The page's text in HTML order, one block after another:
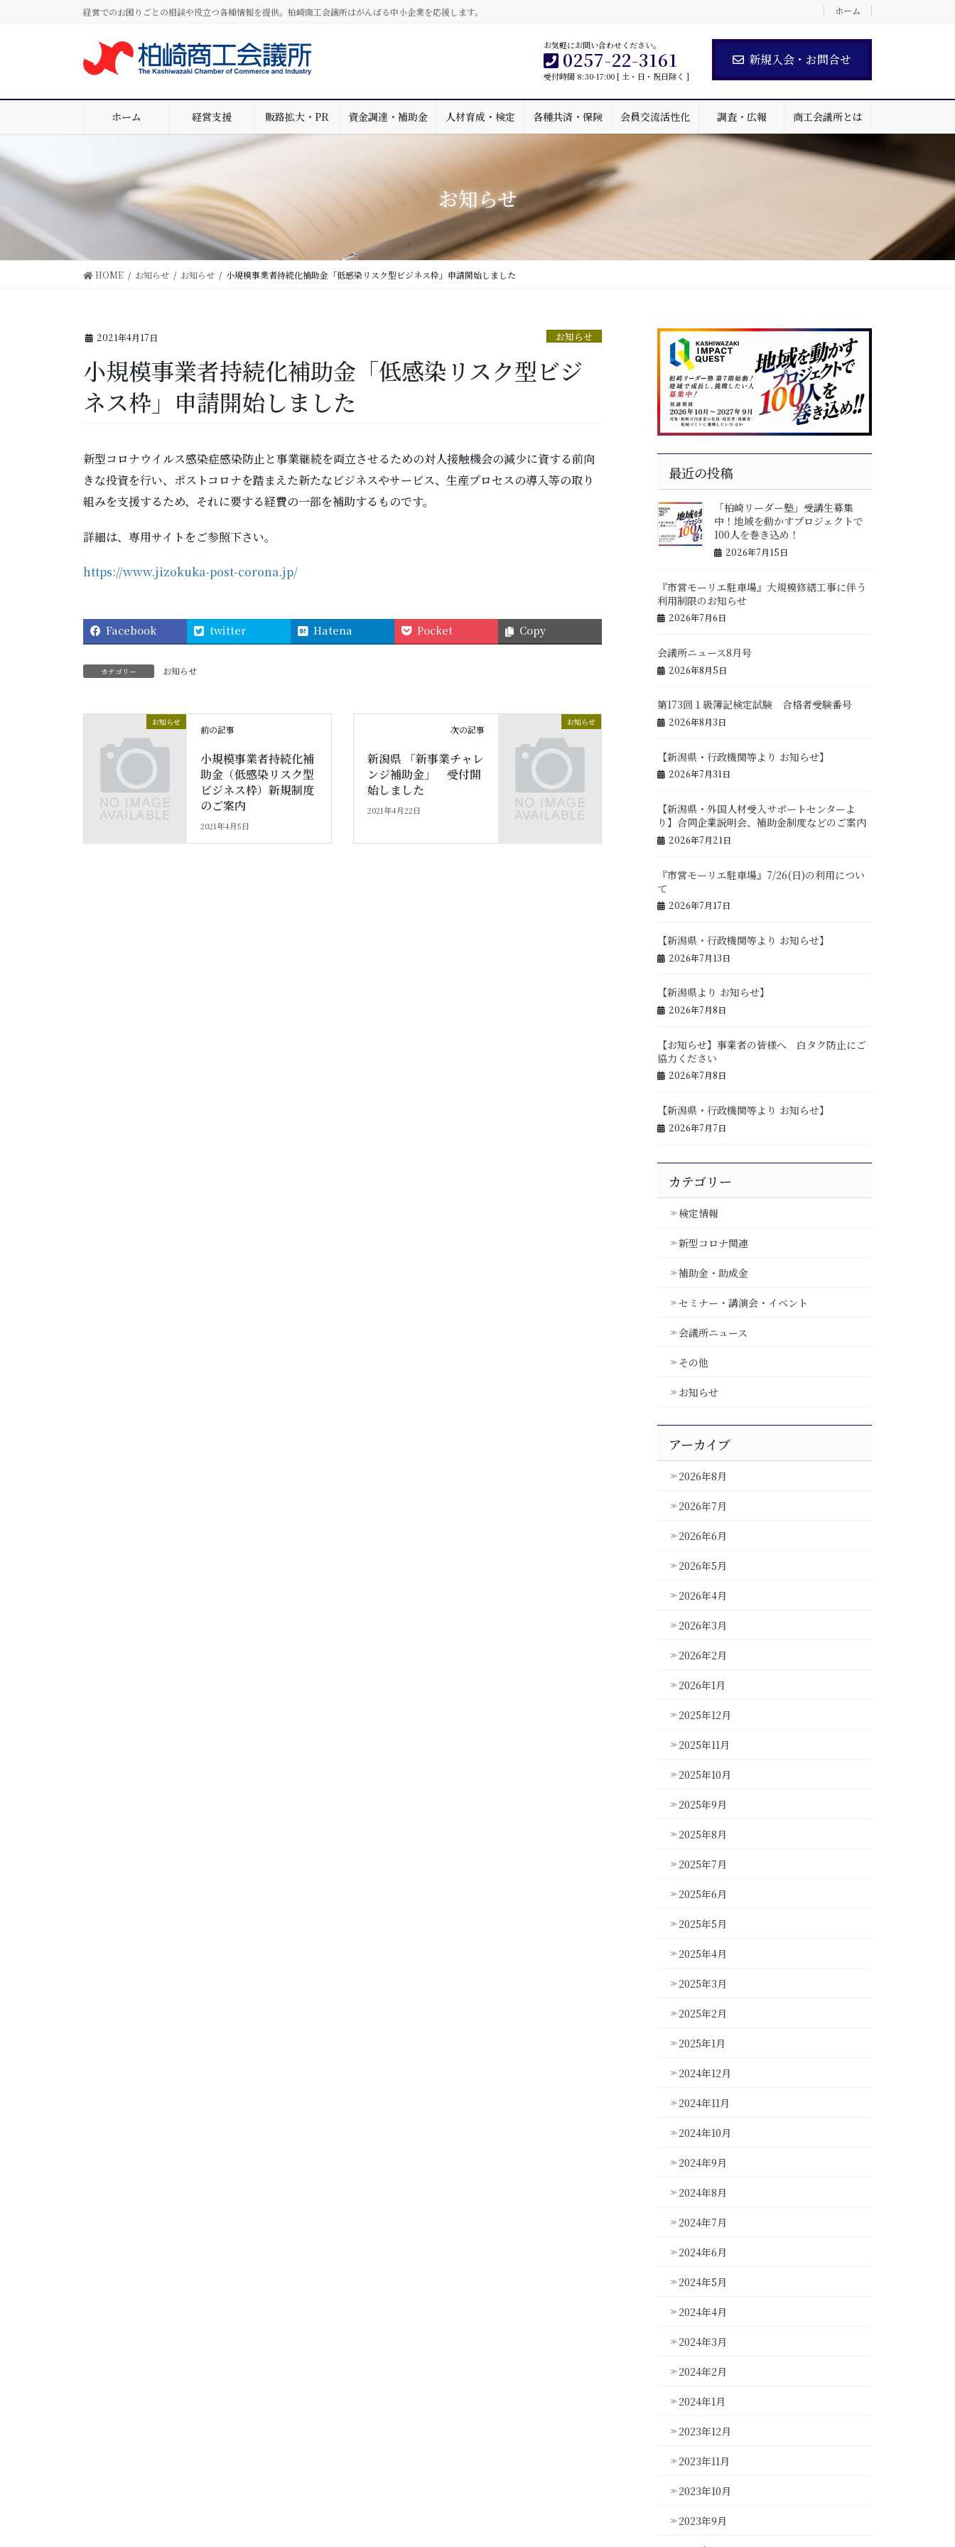
動
経営でのお困りごとの相談や役立つ各種情報を提供。柏崎商工会議所はがんばる中小企業を応援します。 ホーム
お気軽にお問い合わせください。
0257-22-3161
受付時間 8:30-17:00 [ 土・日・祝日除く ]
新規入会・お問合せ
ホーム 経営支援 販路拡大・PR 資金調達・補助金 人材育成・検定 各種共済・保険 会員交流活性化 調査・広報 商工会議所とは
お知らせ
HOME お知らせ お知らせ 小規模事業者持続化補助金「低感染リスク型ビジネス枠」申請開始しました
2021年4月17日 お知らせ
小規模事業者持続化補助金「低感染リスク型ビジ
ネス枠」申請開始しました
新型コロナウイルス感染症感染防止と事業継続を両立させるための対人接触機会の減少に資する前向
きな投資を行い、ポストコロナを踏まえた新たなビジネスやサービス、生産プロセスの導入等の取り
組みを支援するため、それに要する経費の一部を補助するものです。
詳細は、専用サイトをご参照下さい。
https://www.jizokuka-post-corona.jp/
Facebook twitter Hatena Pocket Copy
カテゴリー お知らせ
お知らせ
前の記事
小規模事業者持続化補
助金（低感染リスク型
ビジネス枠）新規制度
のご案内
2021年4月5日
お知らせ
次の記事
新潟県 「新事業チャレ
ンジ補助金」 受付開
始しました
2021年4月22日
最近の投稿
「柏崎リーダー塾」受講生募集
中！地域を動かすプロジェクトで
100人を巻き込め！
2026年7月15日
『市営モーリエ駐車場』大規模修繕工事に伴う
利用制限のお知らせ
2026年7月6日
会議所ニュース8月号
2026年8月5日
第173回１級簿記検定試験 合格者受験番号
2026年8月3日
【新潟県・行政機関等より お知らせ】
2026年7月31日
【新潟県・外国人材受入サポートセンターよ
り】合同企業説明会、補助金制度などのご案内
2026年7月21日
『市営モーリエ駐車場』7/26(日)の利用につい
て
2026年7月17日
【新潟県・行政機関等より お知らせ】
2026年7月13日
【新潟県より お知らせ】
2026年7月8日
【お知らせ】事業者の皆様へ 白タク防止にご
協力ください
2026年7月8日
【新潟県・行政機関等より お知らせ】
2026年7月7日
カテゴリー
検定情報
新型コロナ関連
補助金・助成金
セミナー・講演会・イベント
会議所ニュース
その他
お知らせ
アーカイブ
2026年8月
2026年7月
2026年6月
2026年5月
2026年4月
2026年3月
2026年2月
2026年1月
2025年12月
2025年11月
2025年10月
2025年9月
2025年8月
2025年7月
2025年6月
2025年5月
2025年4月
2025年3月
2025年2月
2025年1月
2024年12月
2024年11月
2024年10月
2024年9月
2024年8月
2024年7月
2024年6月
2024年5月
2024年4月
2024年3月
2024年2月
2024年1月
2023年12月
2023年11月
2023年10月
2023年9月